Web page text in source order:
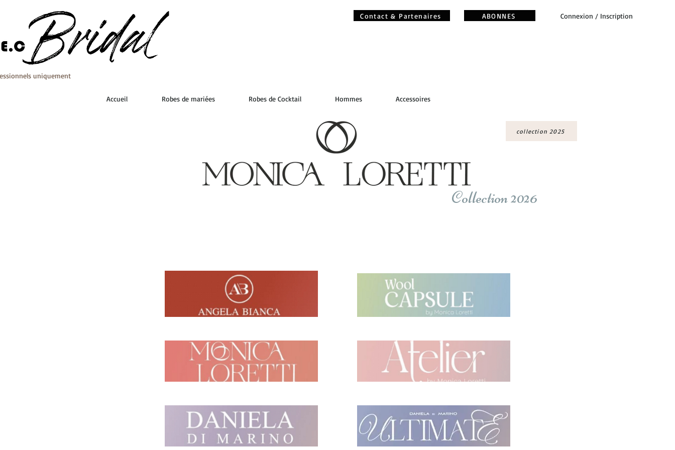
Contact & Partenaires ABONNES Connexion / Inscription
uniquement
Accueil Robes de mariées Robes de Cocktail Hommes Accessoires
collection 2025
Collection 2026